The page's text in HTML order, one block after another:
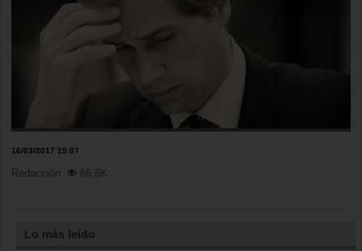
16/03/2017 15:07
Redacción 86,8K
Lo más leído